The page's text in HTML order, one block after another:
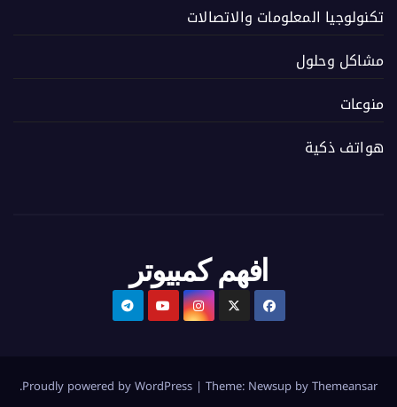
تكنولوجيا المعلومات والاتصالات
مشاكل وحلول
منوعات
هواتف ذكية
افهم كمبيوتر
Proudly powered by WordPress | Theme: Newsup byThemeansar
.